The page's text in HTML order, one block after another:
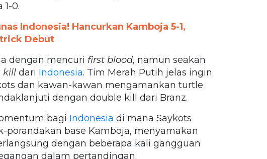
0.
Indonesia! Hancurkan Kamboja 5-1,
Debut
dengan mencuri first blood, namun seakan
kill dari Indonesia. Tim Merah Putih jelas ingin
dan kawan-kawan mengamankan turtle
dengan double kill dari Branz.
bagi Indonesia di mana Saykots
base Kamboja, menyamakan
dengan beberapa kali gangguan
dalam pertandingan.